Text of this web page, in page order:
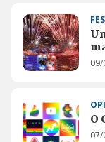
09/
O
07/